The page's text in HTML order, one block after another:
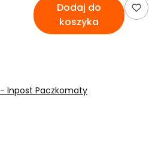
Dodaj do
koszyka
- Inpost Paczkomaty